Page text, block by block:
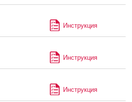
Инструкция
Инструкция
Инструкция